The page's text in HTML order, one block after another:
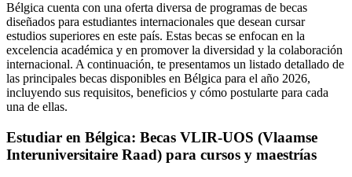
Bélgica cuenta con una oferta diversa de programas de becas
diseñados para estudiantes internacionales que desean cursar
estudios superiores en este país. Estas becas se enfocan en la
excelencia académica y en promover la diversidad y la colaboración
internacional. A continuación, te presentamos un listado detallado de
las principales becas disponibles en Bélgica para el año 2026,
incluyendo sus requisitos, beneficios y cómo postularte para cada
una de ellas.
Estudiar en Bélgica: Becas VLIR-UOS (Vlaamse
Interuniversitaire Raad) para cursos y maestrías